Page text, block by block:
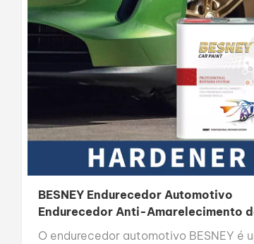
BESNEY Endurecedor Automotivo
Endurecedor Anti-Amarelecimento
Teor de Sólidos
O endurecedor automotivo BESNEY é